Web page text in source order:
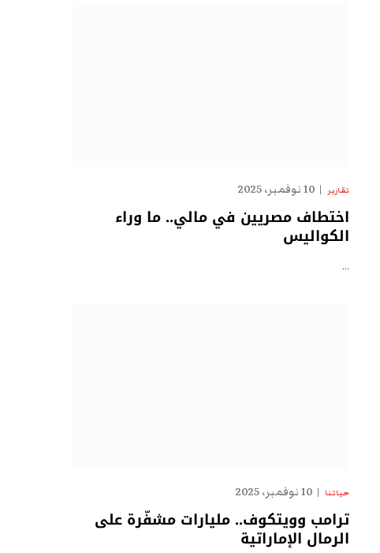
تقارير 10 نوفمبر، 2025
اختطاف مصريين في مالي.. ما وراء
الكواليس
…
حياتنا 10 نوفمبر، 2025
ترامب وويتكوف.. مليارات مشفّرة على
الرمال الإماراتية